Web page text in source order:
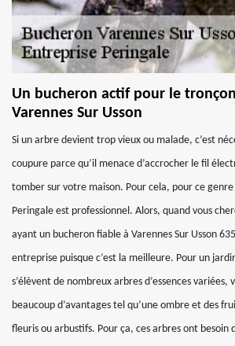
Un bucheron actif pour le
Varennes Sur Usson
Si un arbre devient trop vieux ou malade, c’est
coupure parce qu’il menace d’accrocher le fil
tomber sur votre maison. Pour cela, pour ce
Peringale est professionnel. Alors, quand vous
ayant un bucheron fiable à Varennes Sur Usson
entreprise puisque c’est la meilleure. Pour un
s’élèvent de nombreux arbres d’essences variées,
beaucoup d’avantages tel qu’une ombre et des
fleuris ou arbustifs. Pour ça, ces arbres ont besoin